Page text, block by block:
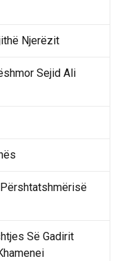
Njerëzit
Sejid Ali
Së Gadirit